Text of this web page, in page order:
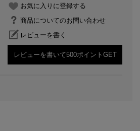
お気に入りに登録する
商品についてのお問い合わせ
レビューを書く
レビューを書いて500ポイントGET